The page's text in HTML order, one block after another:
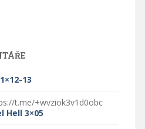
13
t.me/+wvziok3v1d0obc
Hell 3×05